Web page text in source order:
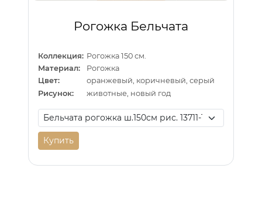
Рогожка Бельчата
Коллекция: Рогожка 150 см.
Материал:
Рогожка
Цвет:
оранжевый, коричневый, серый
Рисунок:
животные, новый год
Купить